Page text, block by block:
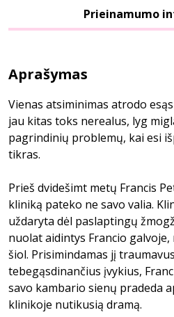
Prieinamumo
Aprašymas
Vienas atsiminimas atrodo
jau kitas toks nerealus, lyg
pagrindinių problemų, kai esi
tikras.
Prieš dvidešimt metų Francis
kliniką pateko ne savo valia.
uždaryta dėl paslaptingų
nuolat aidintys Francio
šiol. Prisimindamas jį
tebegąsdinančius įvykius,
savo kambario sienų pradeda
klinikoje nutikusią dramą.